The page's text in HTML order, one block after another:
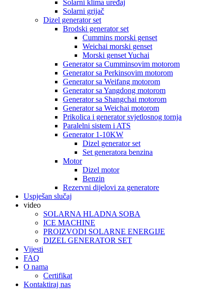
Solarni klima uređaj
Solarni grijač
Dizel generator set
Brodski generator set
Cummins morski genset
Weichai morski genset
Morski genset Yuchai
Generator sa Cumminsovim motorom
Generator sa Perkinsovim motorom
Generator sa Weifang motorom
Generator sa Yangdong motorom
Generator sa Shangchai motorom
Generator sa Weichai motorom
Prikolica i generator svjetlosnog tornja
Paralelni sistem i ATS
Generator 1-10KW
Dizel generator set
Set generatora benzina
Motor
Dizel motor
Benzin
Rezervni dijelovi za generatore
Uspješan slučaj
video
SOLARNA HLADNA SOBA
ICE MACHINE
PROIZVODI SOLARNE ENERGIJE
DIZEL GENERATOR SET
Vijesti
FAQ
O nama
Certifikat
Kontaktiraj nas